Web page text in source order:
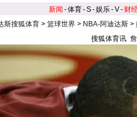
新闻 -体育-S-娱乐-V- 财
斯搜狐体育 > 篮球世界 > NBA-阿迪达斯 >
搜狐体育讯